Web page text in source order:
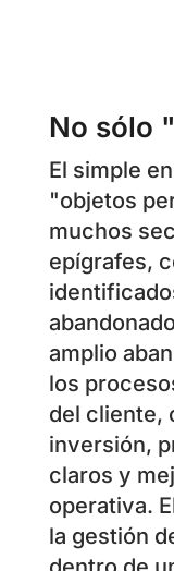
No sólo
El simple
"objetos
muchos
epígrafes,
amplio
los
del cliente,
inversión,
claros y
operativa.
la gestión